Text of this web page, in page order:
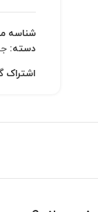
شناسه
دسته:
اشتراک